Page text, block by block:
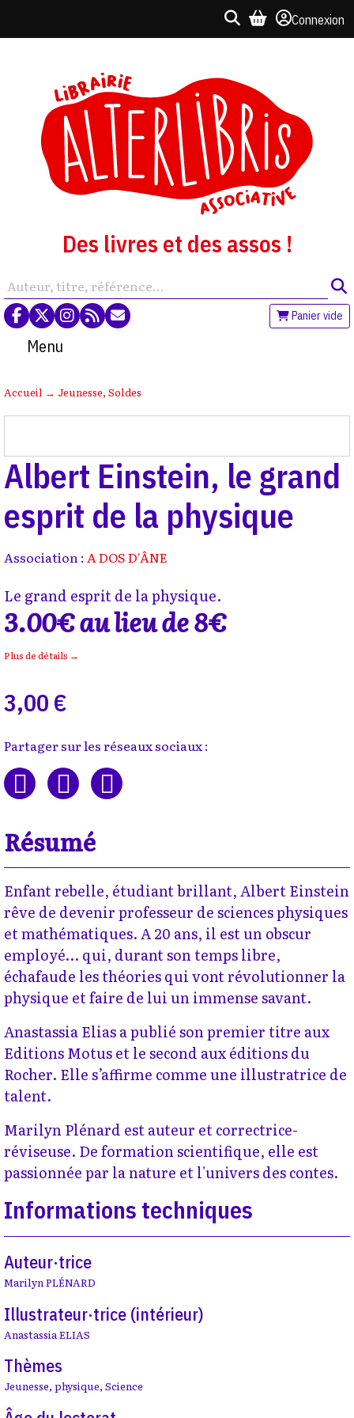
Connexion
Des livres et des assos !
Panier vide
Menu
Accueil → Jeunesse, Soldes
Albert Einstein, le grand
esprit de la physique
Association : A DOS D'ÂNE
Le grand esprit de la physique.
3.00€ au lieu de 8€
Plus de détails →
3,00 €
Partager sur les réseaux sociaux :
Résumé
Enfant rebelle, étudiant brillant, Albert Einstein
rêve de devenir professeur de sciences physiques
et mathématiques. A 20 ans, il est un obscur
employé… qui, durant son temps libre,
échafaude les théories qui vont révolutionner la
physique et faire de lui un immense savant.
Anastassia Elias a publié son premier titre aux
Editions Motus et le second aux éditions du
Rocher. Elle s’affirme comme une illustratrice de
talent.
Marilyn Plénard est auteur et correctrice-
réviseuse. De formation scientifique, elle est
passionnée par la nature et l'univers des contes.
Informations techniques
Auteur·trice
Marilyn PLÉNARD
Illustrateur·trice (intérieur)
Anastassia ELIAS
Thèmes
Jeunesse, physique, Science